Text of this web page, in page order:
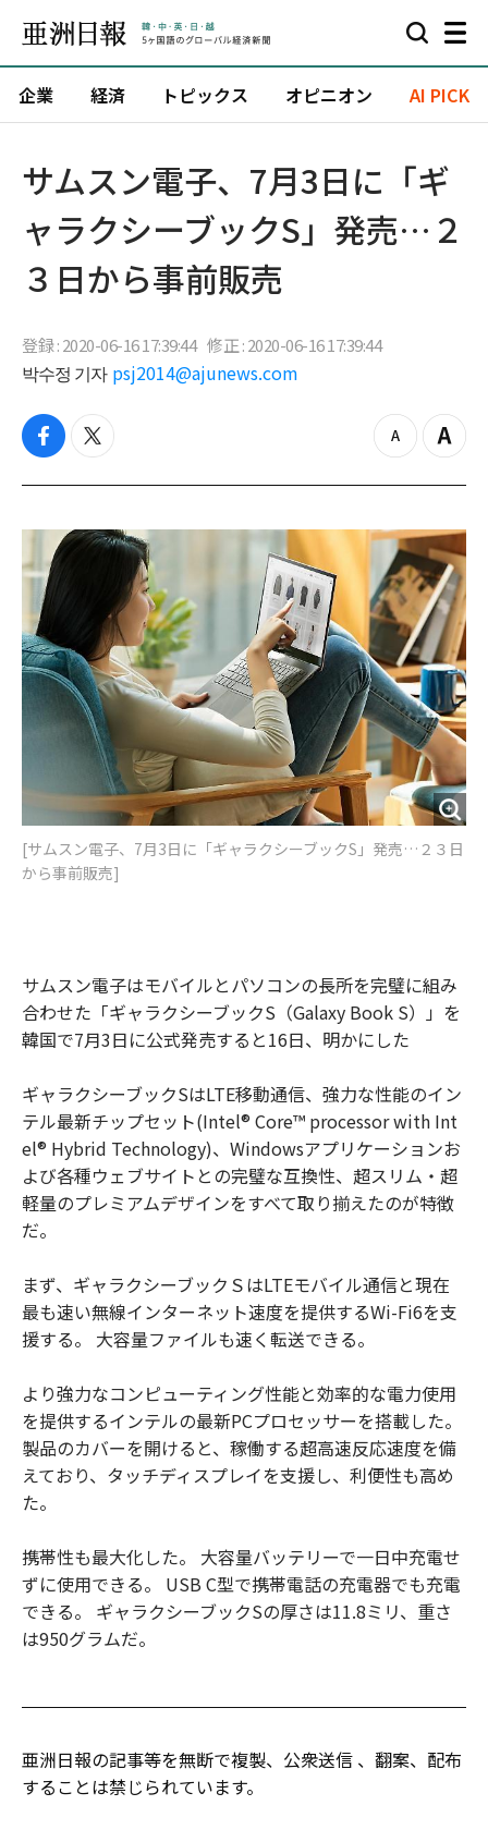
企業 経済 トピックス オピニオン AI PICK
​サムスン電子、7月3日に「ギ
ャラクシーブックS」発売…２
３日から事前販売
登録 : 2020-06-16 17:39:44 修正 : 2020-06-16 17:39:44
박수정 기자 psj2014@ajunews.com
f
c
b
o
k
t
i
t
e
z
o
o
u
t
Z
o
i
n
[​サムスン電子、7月3日に「ギャラクシーブックS」発売…２３日
から事前販売]
サムスン電子はモバイルとパソコンの長所を完璧に組み
合わせた「ギャラクシーブックS（Galaxy Book S）」を
韓国で7月3日に公式発売すると16日、明かにした
ギャラクシーブックSはLTE移動通信、強力な性能のイン
テル最新チップセット(Intel® Core™ processor with Int
el® Hybrid Technology)、Windowsアプリケーションお
よび各種ウェブサイトとの完璧な互換性、超スリム・超
軽量のプレミアムデザインをすべて取り揃えたのが特徴
だ。
まず、ギャラクシーブックＳはLTEモバイル通信と現在
最も速い無線インターネット速度を提供するWi-Fi6を支
援する。 大容量ファイルも速く転送できる。
より強力なコンピューティング性能と効率的な電力使用
を提供するインテルの最新PCプロセッサーを搭載した。
製品のカバーを開けると、稼働する超高速反応速度を備
えており、タッチディスプレイを支援し、利便性も高め
た。
携帯性も最大化した。 大容量バッテリーで一日中充電せ
ずに使用できる。 USB C型で携帯電話の充電器でも充電
できる。 ギャラクシーブックSの厚さは11.8ミリ、重さ
は950グラムだ。
亜洲日報の記事等を無断で複製、公衆送信 、翻案、配布
することは禁じられています。